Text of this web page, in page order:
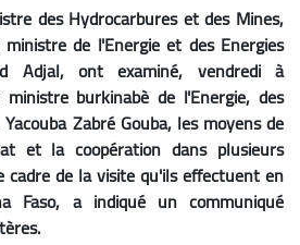
des Hydrocarbures et des Mines,
de l'Energie et des Energies
Adjal, ont examiné, vendredi à
burkinabè de l'Energie, des
Zabré Gouba, les moyens de
et la coopération dans plusieurs
cadre de la visite qu'ils effectuent en
Faso, a indiqué un communiqué